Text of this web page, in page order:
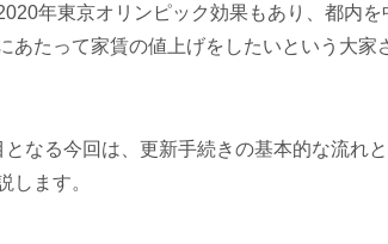
年東京オリンピック効果もあり、都内
あたって家賃の値上げをしたいという大家
なる今回は、更新手続きの基本的な流れ
します。